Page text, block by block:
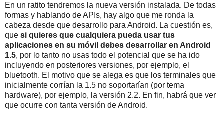
En un ratito tendremos la nueva versión instalada. De todas
formas y hablando de APIs, hay algo que me ronda la
cabeza desde que desarrollo para Android. La cuestión es,
que si quieres que cualquiera pueda usar tus
aplicaciones en su móvil debes desarrollar en Android
1.5, por lo tanto no usas todo el potencial que se ha ido
incluyendo en posteriores versiones, por ejemplo, el
bluetooth. El motivo que se alega es que los terminales que
inicialmente corrían la 1.5 no soportarían (por tema
hardware), por ejemplo, la versión 2.2. En fin, habrá que ver
que ocurre con tanta versión de Android.